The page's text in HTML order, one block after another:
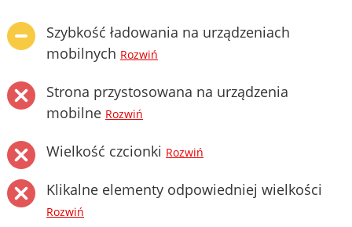
Szybkość ładowania na urządzeniach
mobilnych Rozwiń
Strona przystosowana na urządzenia
mobilne Rozwiń
Wielkość czcionki Rozwiń
Klikalne elementy odpowiedniej wielkości
Rozwiń